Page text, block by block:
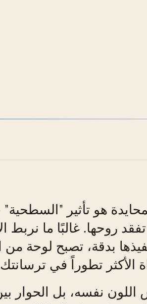
هو تأثير
روحها. غالبًا ما نربط
بدقة، تصبح لوحة من
الأكثر تطوراً في
نفسه، بل الحوار